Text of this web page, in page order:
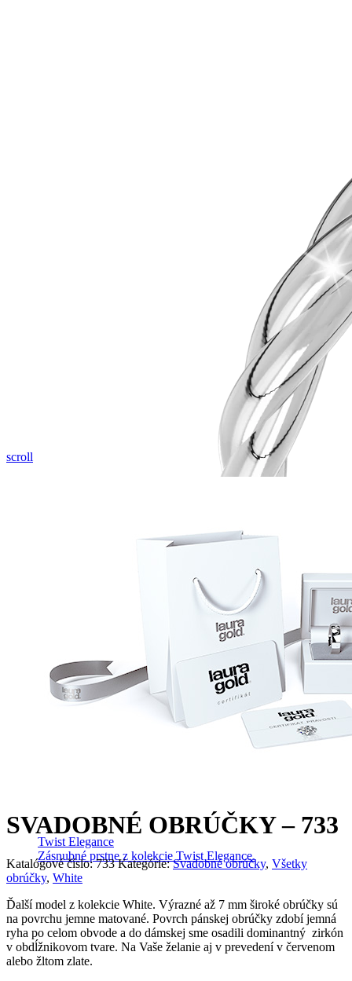
Twist Elegance
Zásnubné prstne z kolekcie Twist Elegance.
scroll
SVADOBNÉ OBRÚČKY – 733
Katalógové číslo:733 Kategórie:Svadobné obrúčky, Všetky
obrúčky, White
Ďalší model z kolekcie White. Výrazné až 7 mm široké obrúčky sú
na povrchu jemne matované. Povrch pánskej obrúčky zdobí jemná
ryha po celom obvode a do dámskej sme osadili dominantný zirkón
v obdĺžnikovom tvare. Na Vaše želanie aj v prevedení v červenom
alebo žltom zlate.